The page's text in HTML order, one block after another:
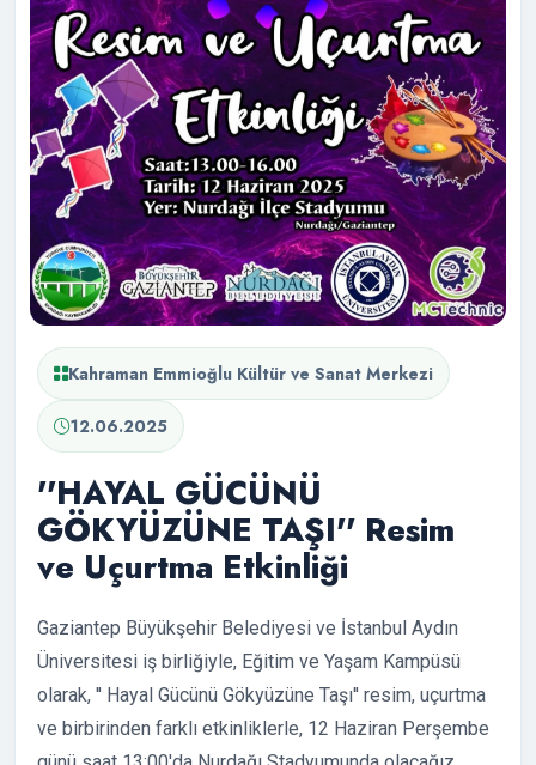
Kahraman Emmioğlu Kültür ve Sanat Merkezi
12.06.2025
''HAYAL GÜCÜNÜ
GÖKYÜZÜNE TAŞI'' Resim
ve Uçurtma Etkinliği
Gaziantep Büyükşehir Belediyesi ve İstanbul Aydın
Üniversitesi iş birliğiyle, Eğitim ve Yaşam Kampüsü
olarak, '' Hayal Gücünü Gökyüzüne Taşı'' resim, uçurtma
ve birbirinden farklı etkinliklerle, 12 Haziran Perşembe